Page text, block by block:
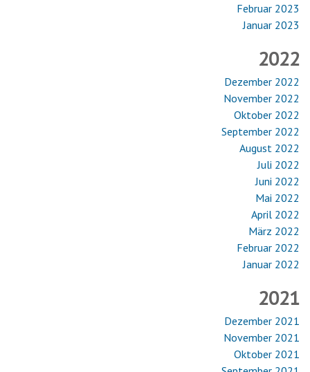
Februar 2023
Januar 2023
2022
Dezember 2022
November 2022
Oktober 2022
September 2022
August 2022
Juli 2022
Juni 2022
Mai 2022
April 2022
März 2022
Februar 2022
Januar 2022
2021
Dezember 2021
November 2021
Oktober 2021